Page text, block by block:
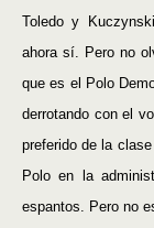
Toledo y
ahora sí. Pero no
que es el Polo
derrotando con el
preferido de la
Polo en la
espantos. Pero no